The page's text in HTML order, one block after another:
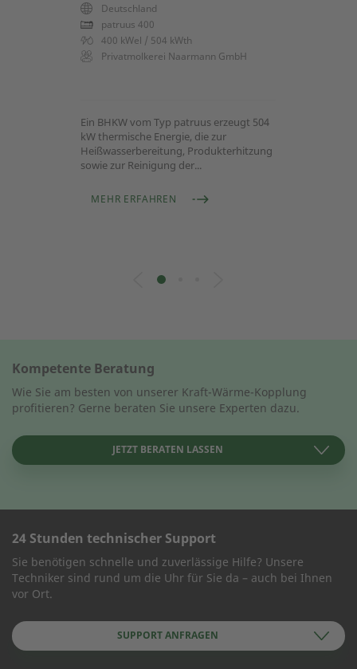
Deutschland
patruus 400
400 kWel / 504 kWth
Privatmolkerei Naarmann GmbH
Ein BHKW vom Typ patruus erzeugt 504
kW thermische Energie, die zur
Heißwasserbereitung, Produkterhitzung
sowie zur Reinigung der...
MEHR ERFAHREN
Kompetente Beratung
Wie Sie am besten von unserer Kraft-Wärme-Kopplung
profitieren? Gerne beraten Sie unsere Experten dazu.
JETZT BERATEN LASSEN
KONTAKT AUFNEHMEN
Wie können wir Ihnen helfen?
24 Stunden technischer Support
Sie benötigen schnelle und zuverlässige Hilfe? Unsere
Techniker sind rund um die Uhr für Sie da – auch bei Ihnen
vor Ort.
SUPPORT ANFRAGEN